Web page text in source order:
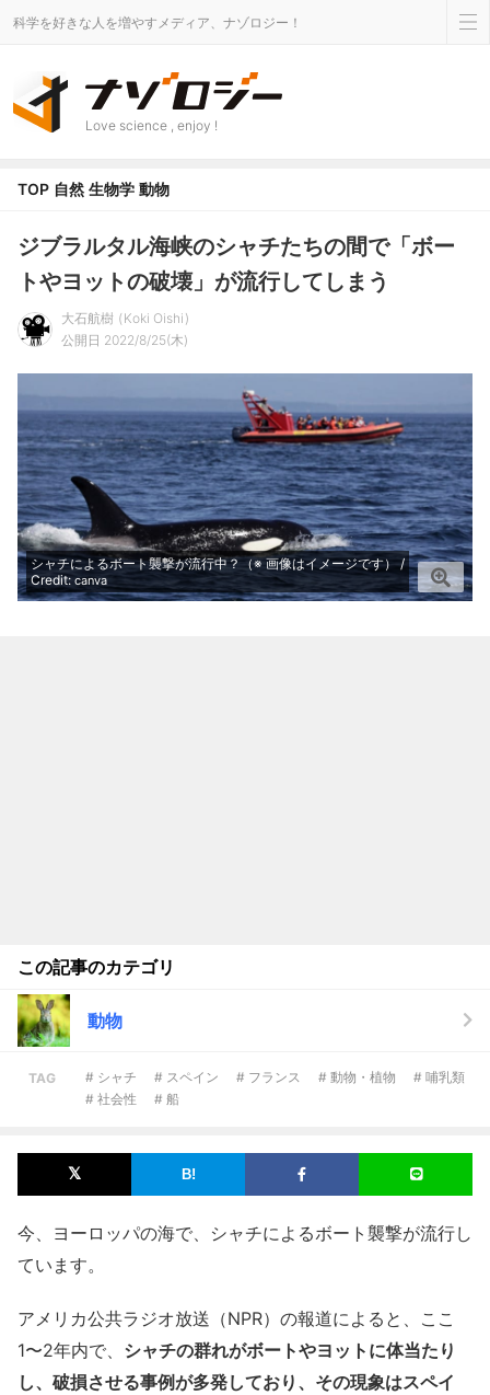
科学を好きな人を増やすメディア、ナゾロジー！
Love science , enjoy !
TOP 自然 生物学 動物
ジブラルタル海峡のシャチたちの間で「ボー
トやヨットの破壊」が流行してしまう
大石航樹
Koki Oishi
公開日 2022/8/25(木)
シャチによるボート襲撃が流行中？（※ 画像はイメージです） /
Credit:canva
この記事のカテゴリ
動物
TAG # シャチ # スペイン # フランス # 動物・植物
# 哺乳類
# 社会性
# 船
今、ヨーロッパの海で、シャチによるボート襲撃が流行し
ています。
アメリカ公共ラジオ放送（NPR）の報道によると、ここ
1〜2年内で、 シャチの群れがボートやヨットに体当たり
し、破損させる事例が多発しており、その現象はスペイ